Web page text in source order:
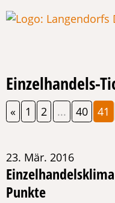
Einzelhandels-
« 1 2 ... 40 41
23. Mär. 2016
Punkte